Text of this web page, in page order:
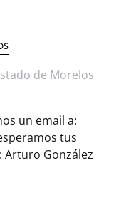
de Morelos
un email a:
tus
Arturo González